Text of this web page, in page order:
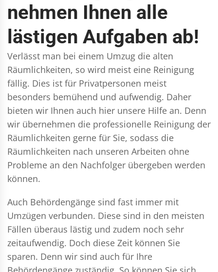
nehmen Ihnen alle
lästigen Aufgaben ab!
Verlässt man bei einem Umzug die alten
Räumlichkeiten, so wird meist eine Reinigung
fällig. Dies ist für Privatpersonen meist
besonders bemühend und aufwendig. Daher
bieten wir Ihnen auch hier unsere Hilfe an. Denn
wir übernehmen die professionelle Reinigung der
Räumlichkeiten gerne für Sie, sodass die
Räumlichkeiten nach unseren Arbeiten ohne
Probleme an den Nachfolger übergeben werden
können.
Auch Behördengänge sind fast immer mit
Umzügen verbunden. Diese sind in den meisten
Fällen überaus lästig und zudem noch sehr
zeitaufwendig. Doch diese Zeit können Sie
sparen. Denn wir sind auch für Ihre